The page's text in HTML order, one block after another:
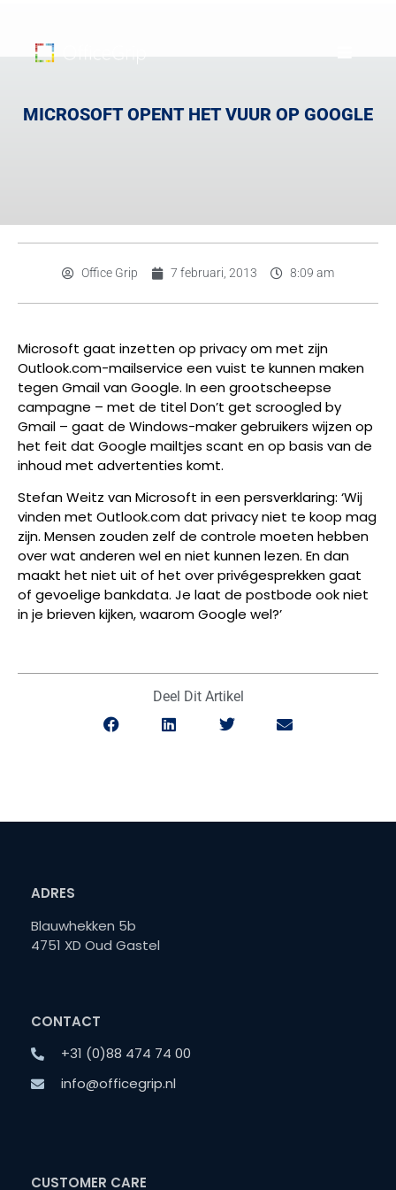
MICROSOFT OPENT HET VUUR OP GOOGLE
Office Grip 7 februari, 2013 8:09 am
Microsoft gaat inzetten op privacy om met zijn
Outlook.com-mailservice een vuist te kunnen maken
tegen Gmail van Google. In een grootscheepse
campagne – met de titel Don’t get scroogled by
Gmail – gaat de Windows-maker gebruikers wijzen op
het feit dat Google mailtjes scant en op basis van de
inhoud met advertenties komt.
Stefan Weitz van Microsoft in een persverklaring: ‘Wij
vinden met Outlook.com dat privacy niet te koop mag
zijn. Mensen zouden zelf de controle moeten hebben
over wat anderen wel en niet kunnen lezen. En dan
maakt het niet uit of het over privégesprekken gaat
of gevoelige bankdata. Je laat de postbode ook niet
in je brieven kijken, waarom Google wel?’
Deel Dit Artikel
ADRES
Blauwhekken 5b
4751 XD Oud Gastel
CONTACT
+31 (0)88 474 74 00
info@officegrip.nl
CUSTOMER CARE